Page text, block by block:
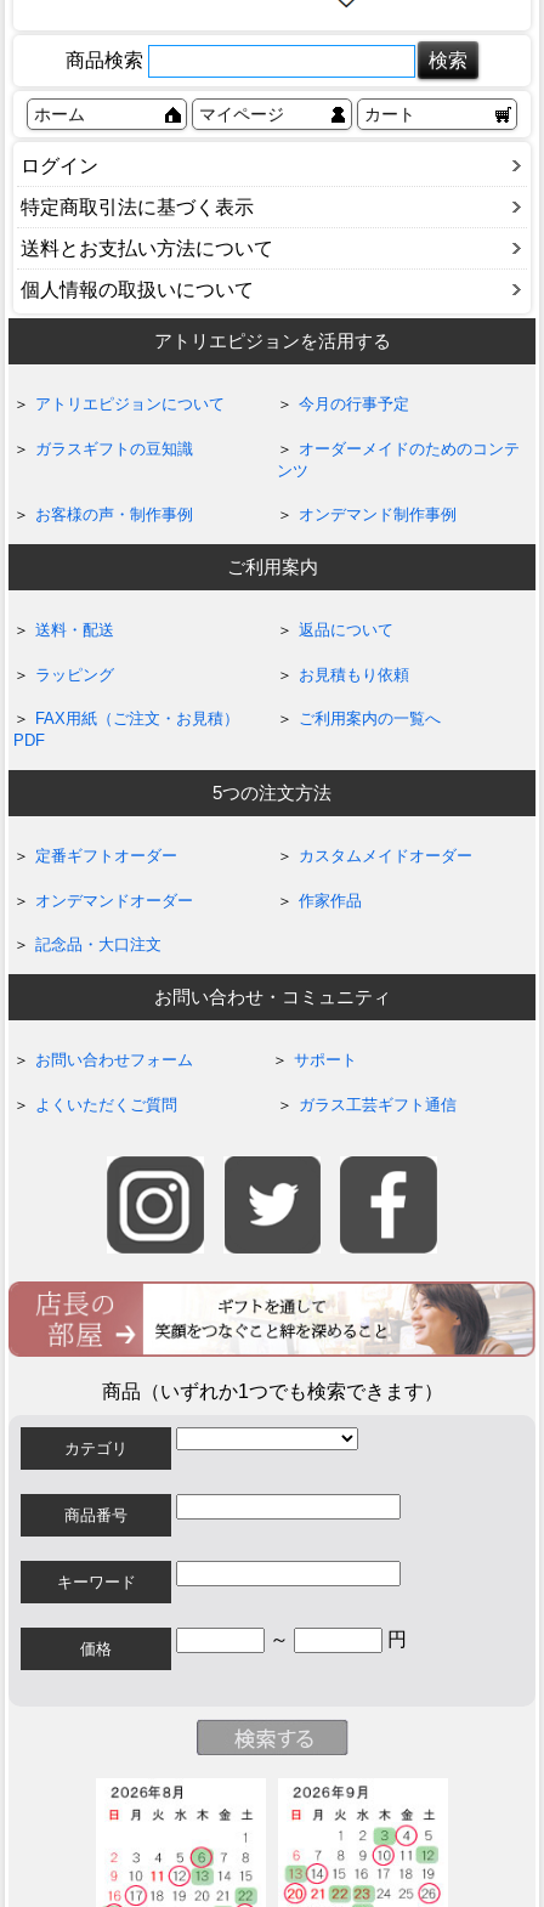
商品検索
ホーム マイページ カート
ログイン
特定商取引法に基づく表示
送料とお支払い方法について
個人情報の取扱いについて
アトリエピジョンを活用する
アトリエピジョンについて 今月の行事予定
ガラスギフトの豆知識
オーダーメイドのためのコンテ
ンツ
お客様の声・制作事例 オンデマンド制作事例
ご利用案内
送料・配送 返品について
ラッピング お見積もり依頼
FAX用紙（ご注文・お見積）
PDF
ご利用案内の一覧へ
5つの注文方法
定番ギフトオーダー カスタムメイドオーダー
オンデマンドオーダー 作家作品
記念品・大口注文
お問い合わせ・コミュニティ
お問い合わせフォーム サポート
よくいただくご質問 ガラス工芸ギフト通信
商品（いずれか1つでも検索できます）
カテゴリ
商品番号
キーワード
価格 ～ 円